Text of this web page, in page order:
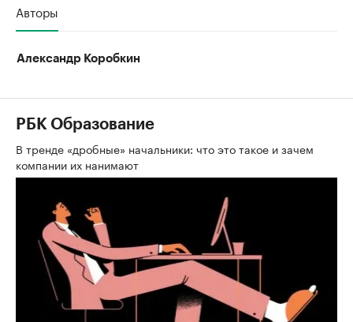
Авторы
Александр Коробкин
РБК Образование
В тренде «дробные» начальники: что это такое и зачем
компании их нанимают